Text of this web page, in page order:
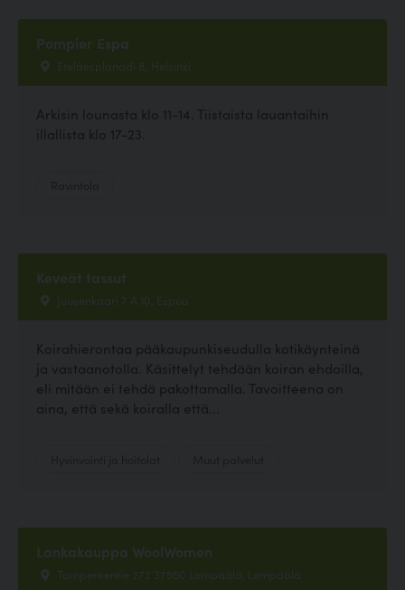
Pompier Espa
Eteläesplanadi 8, Helsinki
Arkisin lounasta klo 11-14. Tiistaista lauantaihin
illallista klo 17-23.
Keveät tassut
Jousenkaari 7 A 10, Espoo
Koirahierontaa pääkaupunkiseudulla kotikäynteinä
ja vastaanotolla. Käsittelyt tehdään koiran ehdoilla,
eli mitään ei tehdä pakottamalla. Tavoitteena on
aina, että sekä koiralla että...
Lankakauppa WoolWomen
Tampereentie 272 37560 Lempäälä, Lempäälä